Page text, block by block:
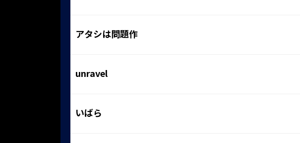
アタシは問題作
unravel
いばら